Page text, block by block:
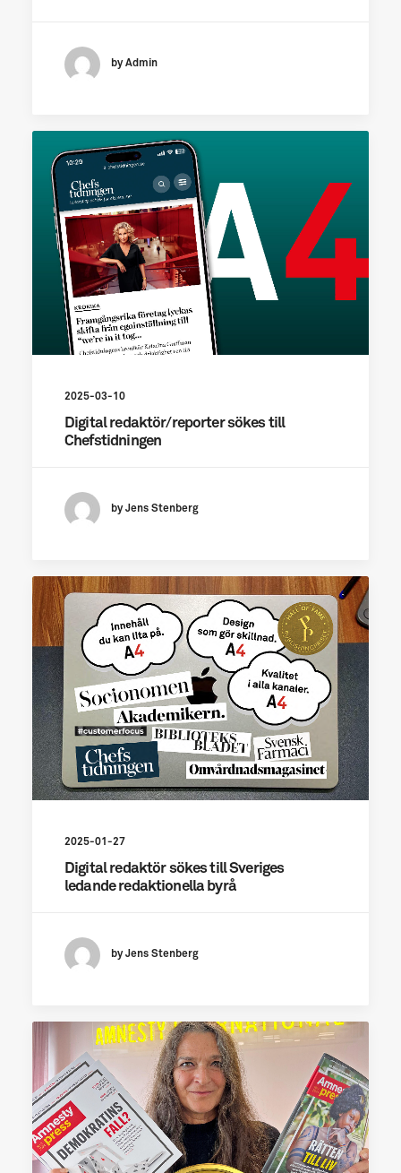
by Admin
2025-03-10
Digital redaktör/reporter sökes till
Chefstidningen
by Jens Stenberg
2025-01-27
Digital redaktör sökes till Sveriges
ledande redaktionella byrå
by Jens Stenberg